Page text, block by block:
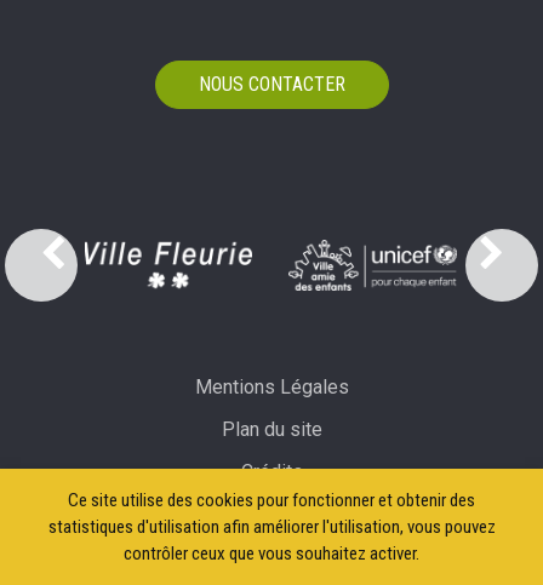
Ce site utilise des cookies pour fonctionner et obtenir des
statistiques d'utilisation afin améliorer l'utilisation, vous pouvez
contrôler ceux que vous souhaitez activer.
NOUS CONTACTER
Mentions Légales
Plan du site
Crédits
Accessibilité: partiellement conforme